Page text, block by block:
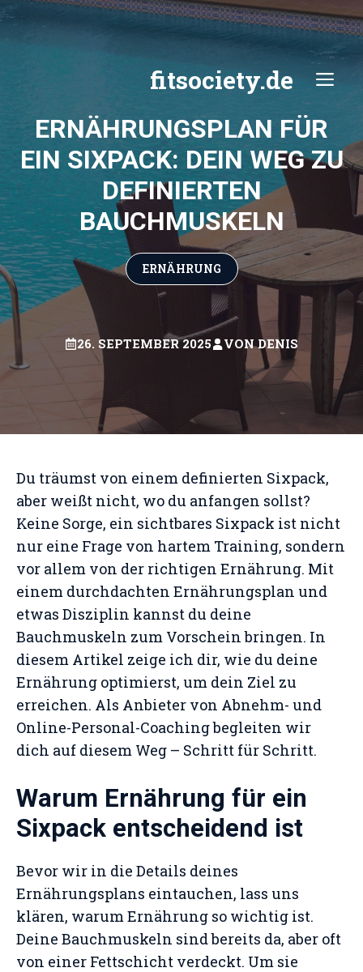
Zum
Inhalt
fitsociety.de
ERNÄHRUNGSPLAN FÜR
EIN SIXPACK: DEIN WEG ZU
DEFINIERTEN
BAUCHMUSKELN
ERNÄHRUNG
26. SEPTEMBER 2025 VONDENIS
Du träumst von einem definierten Sixpack,
aber weißt nicht, wo du anfangen sollst?
Keine Sorge, ein sichtbares Sixpack ist nicht
nur eine Frage von hartem Training, sondern
vor allem von der richtigen Ernährung. Mit
einem durchdachten Ernährungsplan und
etwas Disziplin kannst du deine
Bauchmuskeln zum Vorschein bringen. In
diesem Artikel zeige ich dir, wie du deine
Ernährung optimierst, um dein Ziel zu
erreichen. Als Anbieter von Abnehm- und
Online-Personal-Coaching begleiten wir
dich auf diesem Weg – Schritt für Schritt.
Warum Ernährung für ein
Sixpack entscheidend ist
Bevor wir in die Details deines
Ernährungsplans eintauchen, lass uns
klären, warum Ernährung so wichtig ist.
Deine Bauchmuskeln sind bereits da, aber oft
von einer Fettschicht verdeckt. Um sie